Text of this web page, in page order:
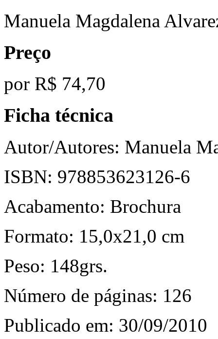
Manuela Magdalena
Preço
por R$ 74,70
Ficha técnica
Autor/Autores: Manuela
ISBN: 978853623126-6
Acabamento: Brochura
Formato: 15,0x21,0 cm
Peso: 148grs.
Número de páginas: 126
Publicado em: 30/09/2010